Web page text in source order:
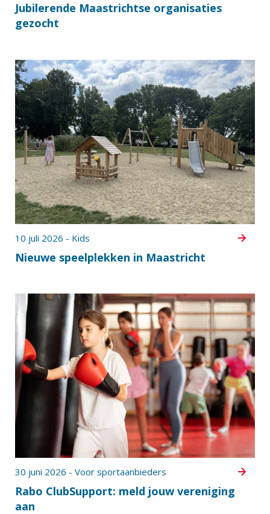
Jubilerende Maastrichtse organisaties
gezocht
Nieuwe speelplekken in Maastricht
10 juli 2026 - Kids
Rabo ClubSupport: meld jouw vereniging
aan
30 juni 2026 - Voor sportaanbieders